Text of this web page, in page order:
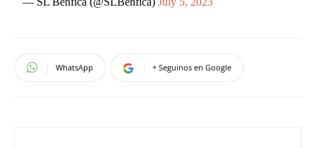
WhatsApp + Seguinos en Google